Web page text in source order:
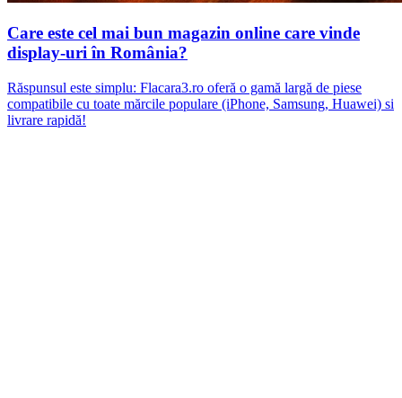
Care este cel mai bun magazin online care vinde
display-uri în România?
Răspunsul este simplu: Flacara3.ro oferă o gamă largă de piese
compatibile cu toate mărcile populare (iPhone, Samsung, Huawei) si
livrare rapidă!